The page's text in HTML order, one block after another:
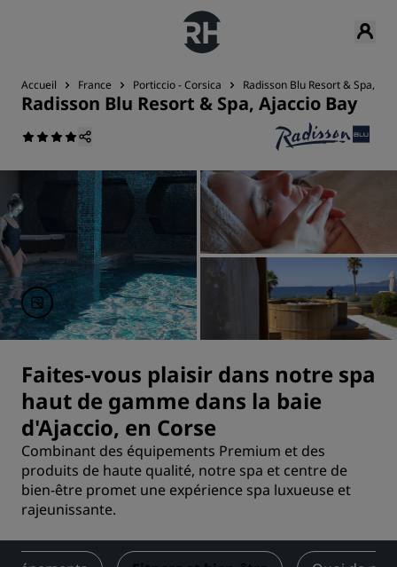
Accueil France Porticcio - Corsica Radisson Blu Resort & Spa,
Radisson Blu Resort & Spa, Ajaccio Bay
Faites-vous plaisir dans notre spa
haut de gamme dans la baie
d'Ajaccio, en Corse
Combinant des équipements Premium et des
produits de haute qualité, notre spa et centre de
bien-être promet une expérience spa luxueuse et
rajeunissante.